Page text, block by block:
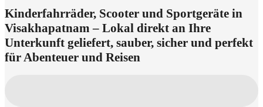
Kinderfahrräder, Scooter und Sportgeräte in
Visakhapatnam – Lokal direkt an Ihre
Unterkunft geliefert, sauber, sicher und perfekt
für Abenteuer und Reisen